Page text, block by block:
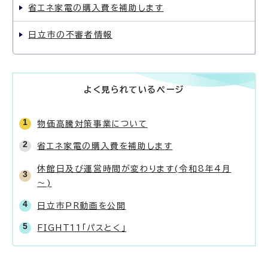
省エネ家電の購入費を補助します
日立市の不審者情報
よく見られているページ
物価高騰対策事業について
省エネ家電の購入費を補助します
休館日及び運営時間が変わります(令和8年4月
～)
日立市PR動画を公開
FIGHT11「パスとく」